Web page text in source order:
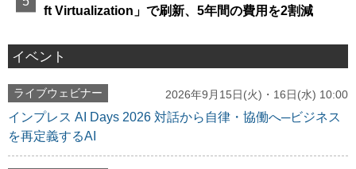
ft Virtualization」で刷新、5年間の費用を2割減
イベント
ライブウェビナー 2026年9月15日(火)・16日(水) 10:00
インプレス AI Days 2026 対話から自律・協働へ─ビジネス
を再定義するAI